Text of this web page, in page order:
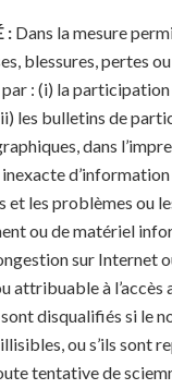
: Dans la mesure
blessures, pertes
: (i) la participation
les bulletins de
dans
les problèmes ou
ou de matériel
sur Internet
attribuable à
disqualifiés si le
ou s’ils sont
tentative de